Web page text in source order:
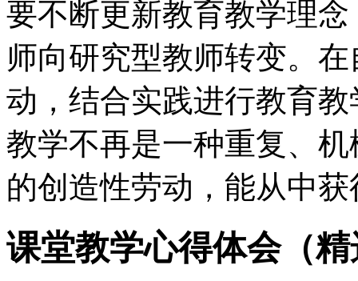
要不断更新教育教学理
师向研究型教师转变。
动，结合实践进行教育
教学不再是一种重复、
的创造性劳动，能从中
课堂教学心得体会（